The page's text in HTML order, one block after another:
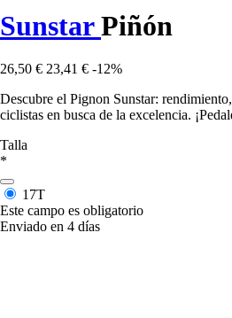
SunstarPiñón
26,50 € 23,41 € -12%
Descubre el Pignon Sunstar:
ciclistas en busca de la excelencia.
Talla
*
17T
Este campo es obligatorio
Enviado en 4 días